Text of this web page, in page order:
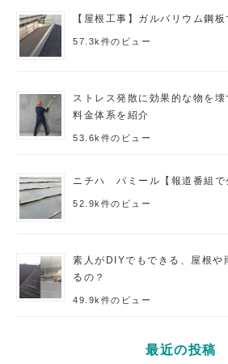
【屋根工事】ガルバリウム鋼
57.3k件のビュー
ストレス発散に効果的な物を
料金体系を紹介
53.6k件のビュー
ニチハ パミール【報道番組で
52.9k件のビュー
素人がDIYでもできる、屋根や
るの？
49.9k件のビュー
最近の投稿